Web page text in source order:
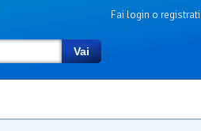
Fai login o registrati
Vai